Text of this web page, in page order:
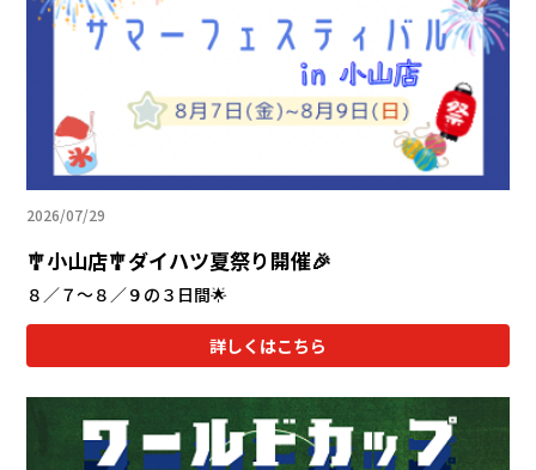
会社情報
2026/07/29
🎐小山店🎐ダイハツ夏祭り開催🎉
８／７～８／９の３日間🌟
詳しくはこちら